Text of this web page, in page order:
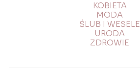
KOBIETA
MODA
ŚLUB I WESELE
URODA
ZDROWIE